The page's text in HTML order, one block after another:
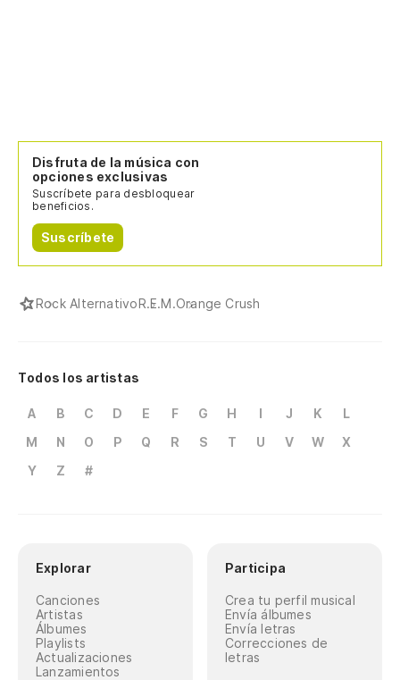
Disfruta de la música con
opciones exclusivas
Suscríbete para desbloquear
beneficios.
Suscríbete
Rock AlternativoR.E.M.Orange Crush
Todos los artistas
A B C D E F G H I J K
L
M
N O P Q R S T U V W
X
Y
Z #
Explorar
Canciones
Artistas
Álbumes
Playlists
Actualizaciones
Lanzamientos
Participa
Crea tu perfil musical
Envía álbumes
Envía letras
Correcciones de
letras